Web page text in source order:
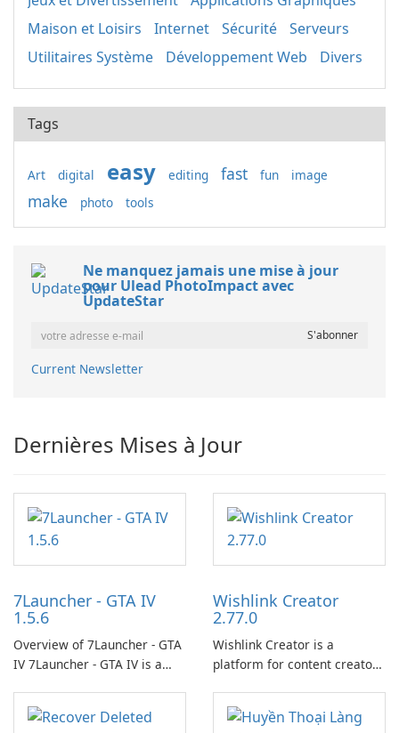
Maison et Loisirs
Internet Sécurité
Serveurs
Utilitaires Système
Développement Web Divers
Tags
Art digital easy editing fast fun image
make photo tools
Ne manquez jamais une mise à jour
pour Ulead PhotoImpact avec
UpdateStar
Current Newsletter
Dernières Mises à Jour
7Launcher - GTA IV
1.5.6
Overview of 7Launcher - GTA
IV 7Launcher - GTA IV is a
application designed to
optimize the gaming
Wishlink Creator
2.77.0
Wishlink Creator is a
platform for content creators
work through built-in brand
partnerships and integrated